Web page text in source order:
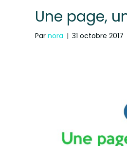
Une page,
Par nora | 31 octobre 2017